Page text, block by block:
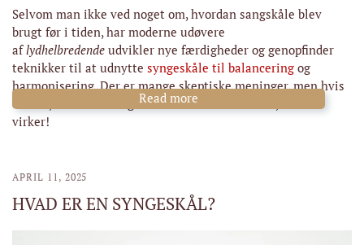
Selvom man ikke ved noget om, hvordan sangskåle blev
brugt før i tiden, har moderne udøvere
aflydhelbredende udvikler nye færdigheder og genopfinder
teknikker til at udnytte syngeskåle til balancering og
harmonisering. Der er mange skeptiske meninger, men hvis
du ved, hvad du skal gøre med skålen - vil du se, at det
virker!
Read more
APRIL 11, 2025
HVAD ER EN SYNGESKÅL?